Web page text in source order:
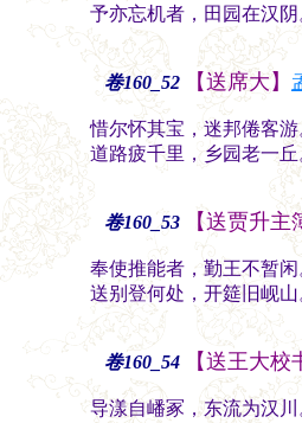
予亦忘机者，田园在汉
卷160_52 【送席大】
惜尔怀其宝，迷邦倦客
道路疲千里，乡园老一
卷160_53 【送贾升
奉使推能者，勤王不暂
送别登何处，开筵旧岘
卷160_54 【送王大校
导漾自嶓冢，东流为汉